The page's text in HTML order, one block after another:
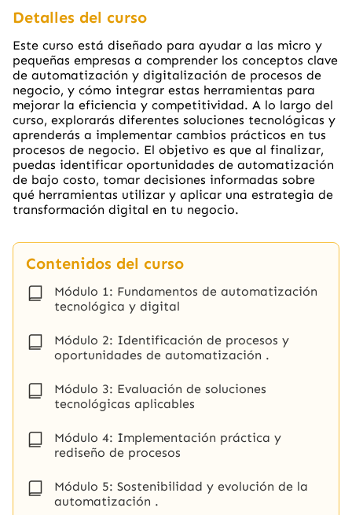
Detalles del curso
Este curso está diseñado para ayudar a las micro y
pequeñas empresas a comprender los conceptos clave
de automatización y digitalización de procesos de
negocio, y cómo integrar estas herramientas para
mejorar la eficiencia y competitividad. A lo largo del
curso, explorarás diferentes soluciones tecnológicas y
aprenderás a implementar cambios prácticos en tus
procesos de negocio. El objetivo es que al finalizar,
puedas identificar oportunidades de automatización
de bajo costo, tomar decisiones informadas sobre
qué herramientas utilizar y aplicar una estrategia de
transformación digital en tu negocio.
Contenidos del curso
Módulo 1: Fundamentos de automatización
tecnológica y digital
Módulo 2: Identificación de procesos y
oportunidades de automatización .
Módulo 3: Evaluación de soluciones
tecnológicas aplicables
Módulo 4: Implementación práctica y
rediseño de procesos
Módulo 5: Sostenibilidad y evolución de la
automatización .